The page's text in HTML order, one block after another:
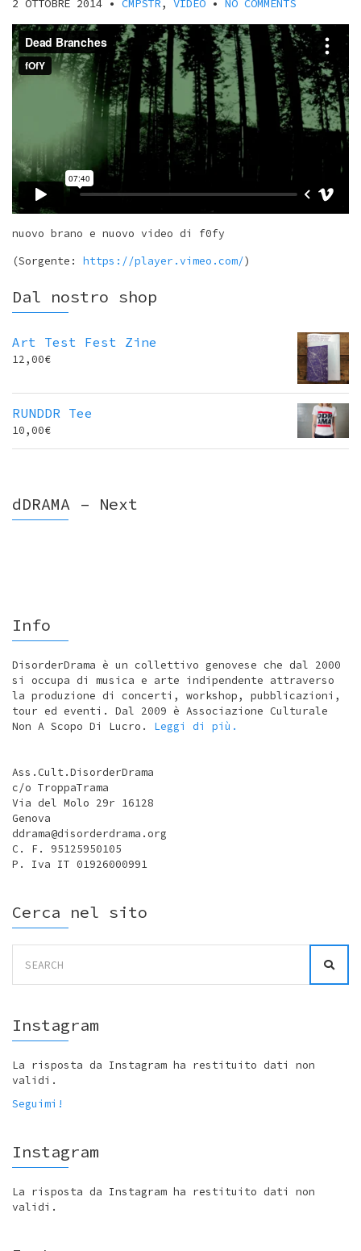
2 OTTOBRE 2014 • CMPSTR, VIDEO • NO COMMENTS
nuovo brano e nuovo video di f0fy
(Sorgente: https://player.vimeo.com/)
Dal nostro shop
Art Test Fest Zine
12,00€
RUNDDR Tee
10,00€
dDRAMA – Next
Info
DisorderDrama è un collettivo genovese che dal 2000
si occupa di musica e arte indipendente attraverso
la produzione di concerti, workshop, pubblicazioni,
tour ed eventi. Dal 2009 è Associazione Culturale
Non A Scopo Di Lucro. Leggi di più.
Ass.Cult.DisorderDrama
c/o TroppaTrama
Via del Molo 29r 16128
Genova
ddrama@disorderdrama.org
C. F. 95125950105
P. Iva IT 01926000991
Cerca nel sito
for:
Instagram
La risposta da Instagram ha restituito dati non
validi.
Seguimi!
Instagram
La risposta da Instagram ha restituito dati non
validi.